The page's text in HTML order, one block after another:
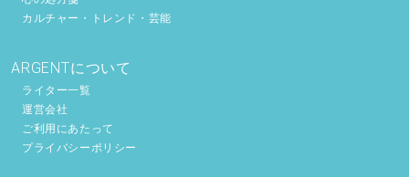
カルチャー・トレンド・芸能
ARGENTについて
ライター一覧
運営会社
ご利用にあたって
プライバシーポリシー